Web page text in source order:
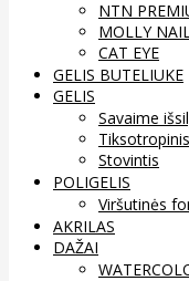
NTN
MOLLY
CAT EYE
GELIS BUTELIUKE
GELIS
Savaime
Tiksotropinis
Stovintis
POLIGELIS
Viršutinės
AKRILAS
DAŽAI